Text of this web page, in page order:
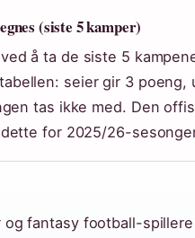
(siste 5 kamper)
å ta de siste 5
seier gir 3 poeng,
tas ikke med. Den
dette for 2025/26-
fantasy football-